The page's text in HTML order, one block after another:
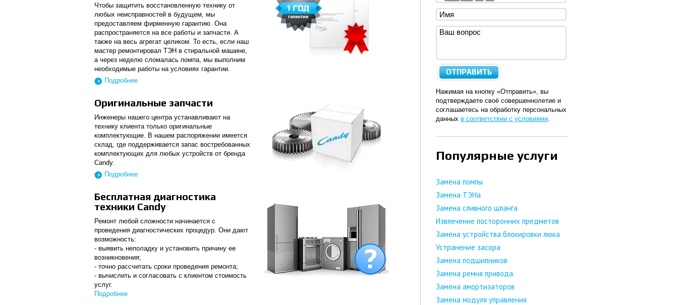
Чтобы защитить восстановленную технику от
любых неисправностей в будущем, мы
предоставляем фирменную гарантию. Она
распространяется на все работы и запчасти. А
также на весь агрегат целиком. То есть, если наш
мастер ремонтировал ТЭН в стиральной машине,
а через неделю сломалась помпа, мы выполним
необходимые работы на условиях гарантии.
Подробнее
Оригинальные запчасти
Инженеры нашего центра устанавливают на
технику клиента только оригинальные
комплектующие. В нашем распоряжении имеется
склад, где поддерживается запас востребованных
комплектующих для любых устройств от бренда
Candy.
Подробнее
Бесплатная диагностика
техники Candy
Ремонт любой сложности начинается с
проведения диагностических процедур. Они дают
возможность:
- выявить неполадку и установить причину ее
возникновения;
- точно рассчитать сроки проведения ремонта;
- вычислить и согласовать с клиентом стоимость
услуг.
Подробнее
Нажимая на кнопку «Отправить», вы
подтверждаете своё совершеннолетие и
соглашаетесь на обработку персональных
данных в соответствии с условиями.
Популярные услуги
Замена помпы
Замена ТЭНа
Замена сливного шланга
Извлечение посторонних предметов
Замена устройства блокировки люка
Устранение засора
Замена подшипников
Замена ремня привода
Замена амортизаторов
Замена модуля управления